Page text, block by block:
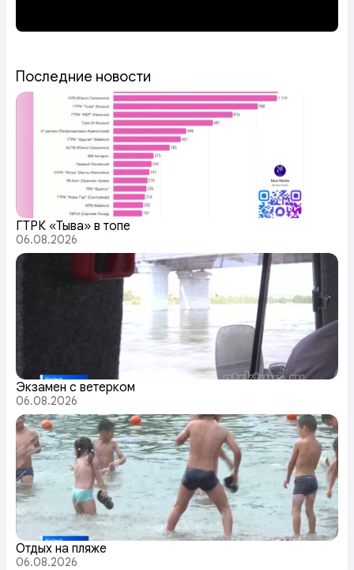
Последние новости
ГТРК «Тыва» в топе
06.08.2026
Экзамен с ветерком
06.08.2026
Отдых на пляже
06.08.2026